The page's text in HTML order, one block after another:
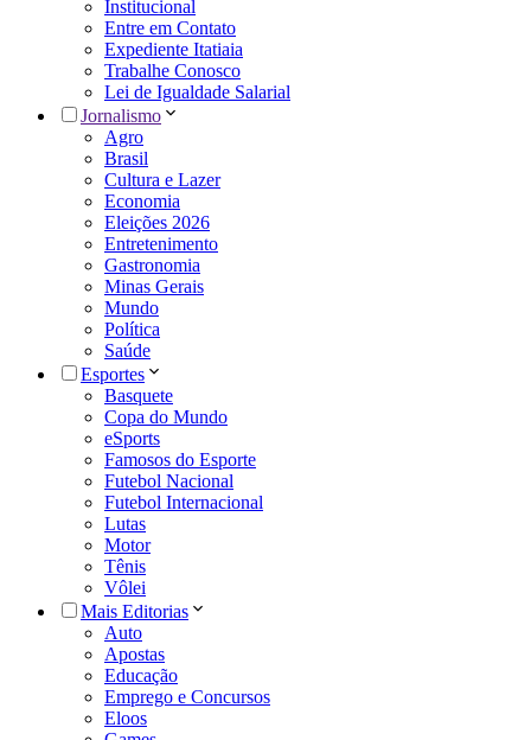
Institucional
Entre em Contato
Expediente Itatiaia
Trabalhe Conosco
Lei de Igualdade Salarial
Jornalismo
Agro
Brasil
Cultura e Lazer
Economia
Eleições 2026
Entretenimento
Gastronomia
Minas Gerais
Mundo
Política
Saúde
Esportes
Basquete
Copa do Mundo
eSports
Famosos do Esporte
Futebol Nacional
Futebol Internacional
Lutas
Motor
Tênis
Vôlei
Mais Editorias
Auto
Apostas
Educação
Emprego e Concursos
Eloos